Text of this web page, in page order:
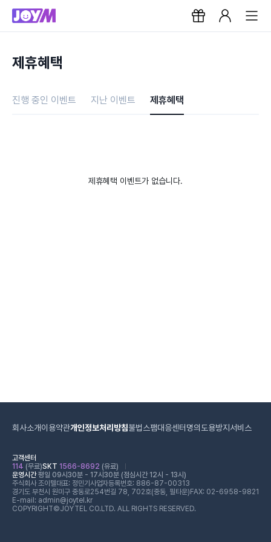
제휴혜택
진행 중인 이벤트 지난 이벤트 제휴혜택
제휴혜택 이벤트가 없습니다.
회사소개이용약관개인정보처리방침불법스팸대응센터 명의도용방지서비스
고객센터
114 (무료)SKT 1566-8692 (유료)
운영시간평일 09시30분 - 17시30분 (점심시간 12시 - 13시)
주식회사 조이텔대표: 정민기 사업자등록번호: 886-87-00313
경기도 부천시 원미구 중동로254번길 78, 702호(중동, 필타운) FAX: 02-6958-9821
E-mail: admin@joytel.kr
COPYRIGHT©JOYTEL CO.LTD. ALL RIGHTS RESERVED.